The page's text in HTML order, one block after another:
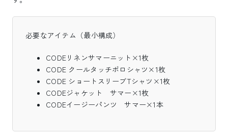
必要なアイテム（最小構成）
CODEリネンサマーニット×1枚
CODE クールタッチポロシャツ×1枚
CODE ショートスリーブTシャツ×1枚
CODEジャケット サマー×1枚
CODEイージーパンツ サマー×1本